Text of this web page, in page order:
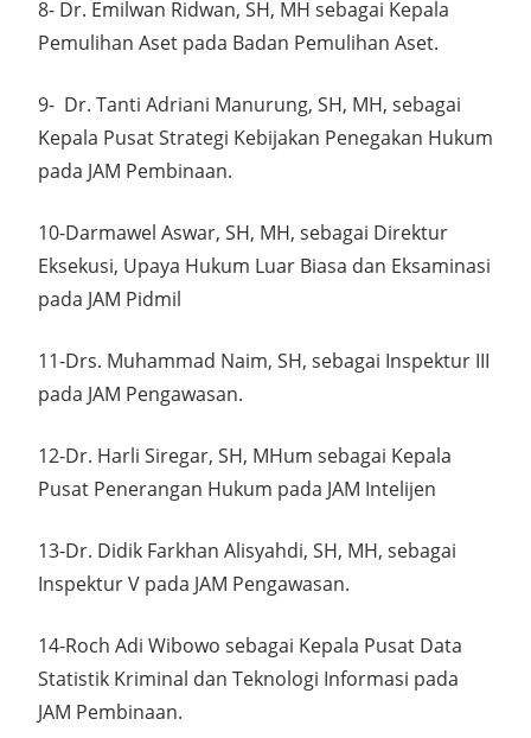
8- Dr. Emilwan Ridwan, SH, MH sebagai Kepala
Pemulihan Aset pada Badan Pemulihan Aset.
9- Dr. Tanti Adriani Manurung, SH, MH, sebagai
Kepala Pusat Strategi Kebijakan Penegakan Hukum
pada JAM Pembinaan.
10-Darmawel Aswar, SH, MH, sebagai Direktur
Eksekusi, Upaya Hukum Luar Biasa dan Eksaminasi
pada JAM Pidmil
11-Drs. Muhammad Naim, SH, sebagai Inspektur III
pada JAM Pengawasan.
12-Dr. Harli Siregar, SH, MHum sebagai Kepala
Pusat Penerangan Hukum pada JAM Intelijen
13-Dr. Didik Farkhan Alisyahdi, SH, MH, sebagai
Inspektur V pada JAM Pengawasan.
14-Roch Adi Wibowo sebagai Kepala Pusat Data
Statistik Kriminal dan Teknologi Informasi pada
JAM Pembinaan.